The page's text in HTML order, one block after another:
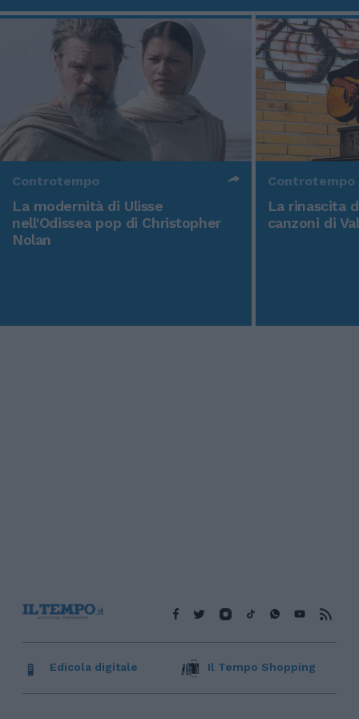
Controtempo
La modernità di Ulisse
nell'Odissea pop di Christopher
Nolan
Controtempo
La rinascita
canzoni di
Edicola digitale Il Tempo Shopping